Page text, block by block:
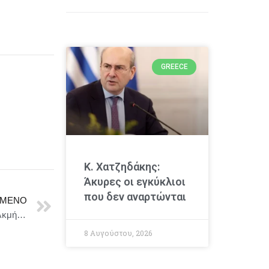
“Βροχή στο τζάμι” του Θάνου Τσάμπρα στο θέατρο Αλκμήνη κάθε Πέμπτη 21.15, από 1η Μαΐου
GREECE
Κ. Χατζηδάκης:
Άκυρες οι εγκύκλιοι
που δεν αναρτώνται
8 Αυγούστου, 2026